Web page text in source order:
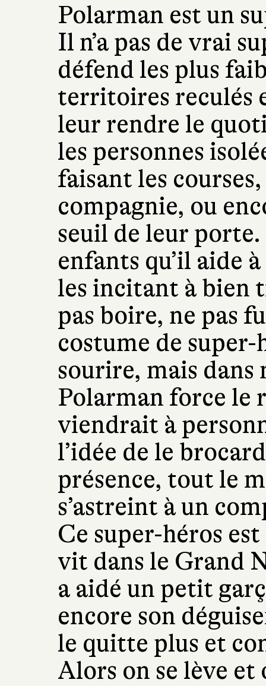
Polarman est un
Il n’a pas de vrai
défend les plus
territoires reculés
leur rendre le
les personnes
faisant les
compagnie, ou
seuil de leur
enfants qu’il aide
les incitant à bien
pas boire, ne pas
costume de
sourire, mais
Polarman force le
viendrait à
l’idée de le
présence, tout le
s’astreint à un
Ce super-héros
vit dans le Grand
a aidé un petit
encore son
le quitte plus et
Alors on se lève